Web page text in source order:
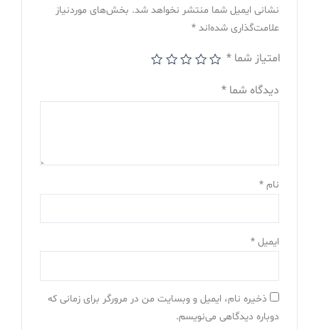
نشانی ایمیل شما منتشر نخواهد شد. بخش‌های موردنیاز
علامت‌گذاری شده‌اند *
امتیاز شما *
دیدگاه شما *
نام *
ایمیل *
ذخیره نام، ایمیل و وبسایت من در مرورگر برای زمانی که
دوباره دیدگاهی می‌نویسم.